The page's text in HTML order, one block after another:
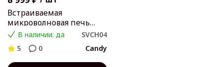
Встраиваемая
микроволновая печь
Candy MIC 201 EX
В наличии: да
SVCH04
5
0 Candy